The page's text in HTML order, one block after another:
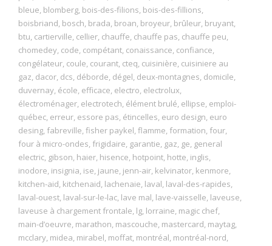
bleue, blomberg, bois-des-filions, bois-des-fillions,
boisbriand, bosch, brada, broan, broyeur, brûleur, bruyant,
btu, cartierville, cellier, chauffe, chauffe pas, chauffe peu,
chomedey, code, compétant, conaissance, confiance,
congélateur, coule, courant, cteq, cuisinière, cuisiniere au
gaz, dacor, dcs, déborde, dégel, deux-montagnes, domicile,
duvernay, école, efficace, electro, electrolux,
électroménager, electrotech, élément brulé, ellipse, emploi-
québec, erreur, essore pas, étincelles, euro design, euro
desing, fabreville,fisher paykel,flamme, formation, four,
four à micro-ondes, frigidaire, garantie, gaz, ge, general
electric, gibson, haier, hisence, hotpoint, hotte, inglis,
inodore, insignia, ise, jaune, jenn-air, kelvinator, kenmore,
kitchen-aid, kitchenaid, lachenaie, laval, laval-des-rapides,
laval-ouest, laval-sur-le-lac, lave mal, lave-vaisselle, laveuse,
laveuse à chargement frontale, lg, lorraine, magic chef,
main-d’oeuvre, marathon, mascouche, mastercard, maytag,
mcclary, midea, mirabel, moffat, montréal, montréal-nord,